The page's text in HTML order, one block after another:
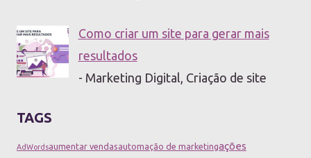
Como criar um site para gerar mais
resultados
- Marketing Digital, Criação de site
TAGS
AdWordsaumentar vendasautomação de marketingações